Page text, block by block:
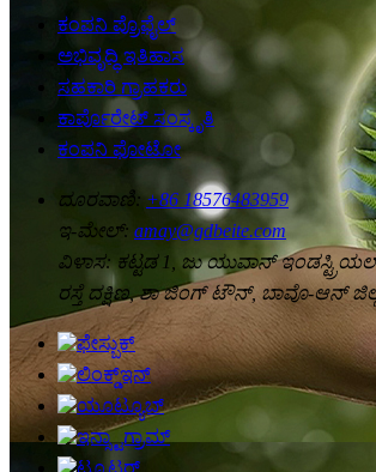
ಕಂಪನಿ ಪ್ರೊಫೈಲ್
ಅಭಿವೃದ್ಧಿ ಇತಿಹಾಸ
ಸಹಕಾರಿ ಗ್ರಾಹಕರು
ಕಾರ್ಪೊರೇಟ್ ಸಂಸ್ಕೃತಿ
ಕಂಪನಿ ಫೋಟೋ
ದೂರವಾಣಿ: +86 18576483959
ಇ-ಮೇಲ್: amay@gdbeite.com
ವಿಳಾಸ: ಕಟ್ಟಡ 1, ಜು ಯುವಾನ್
ರಸ್ತೆ ದಕ್ಷಿಣ, ಶಾ ಜಿಂಗ್ ಟೌನ್, ಬಾವೊ-ಆನ್